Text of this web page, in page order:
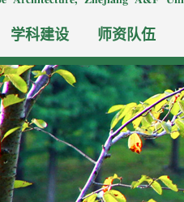
学科建设 师资队伍